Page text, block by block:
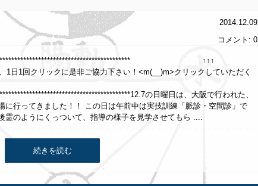
2014.12.09
コメント: 0
↑↑↑
ックに是非ご協力下さい！<m(__)m>クリックしていただく
の日曜日は、大阪で行われた、
に行ってきました！！ この日は午前中は実技訓練「脈診・空間診」で
霊のようにくっついて、指導の様子を見学させてもら ....
続きを読む